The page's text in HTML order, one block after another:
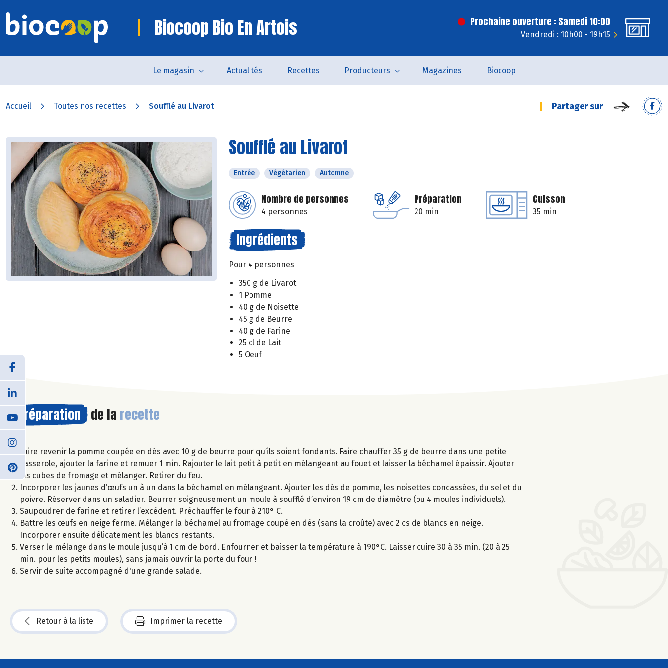
Biocoop Bio En Artois Prochaine ouverture : Samedi 10:00
Vendredi : 10h00 - 19h15
Le magasin Actualités Recettes Producteurs Magazines Biocoop
Accueil Toutes nos recettes Soufflé au Livarot Partager sur
Soufflé au Livarot
Entrée Végétarien Automne
Nombre de personnes
4 personnes
Préparation
20 min
Cuisson
35 min
Ingrédients
Pour 4 personnes
350 g de Livarot
1 Pomme
40 g de Noisette
45 g de Beurre
40 g de Farine
25 cl de Lait
5 Oeuf
Préparation de la recette
Faire revenir la pomme coupée en dés avec 10 g de beurre pour qu’ils soient fondants. Faire chauffer 35 g de beurre dans une petite
casserole, ajouter la farine et remuer 1 min. Rajouter le lait petit à petit en mélangeant au fouet et laisser la béchamel épaissir. Ajouter
les cubes de fromage et mélanger. Retirer du feu.
Incorporer les jaunes d’œufs un à un dans la béchamel en mélangeant. Ajouter les dés de pomme, les noisettes concassées, du sel et du
poivre. Réserver dans un saladier. Beurrer soigneusement un moule à soufflé d’environ 19 cm de diamètre (ou 4 moules individuels).
Saupoudrer de farine et retirer l’excédent. Préchauffer le four à 210° C.
Battre les œufs en neige ferme. Mélanger la béchamel au fromage coupé en dés (sans la croûte) avec 2 cs de blancs en neige.
Incorporer ensuite délicatement les blancs restants.
Verser le mélange dans le moule jusqu’à 1 cm de bord. Enfourner et baisser la température à 190°C. Laisser cuire 30 à 35 min. (20 à 25
min. pour les petits moules), sans jamais ouvrir la porte du four !
Servir de suite accompagné d'une grande salade.
Retour à la liste Imprimer la recette